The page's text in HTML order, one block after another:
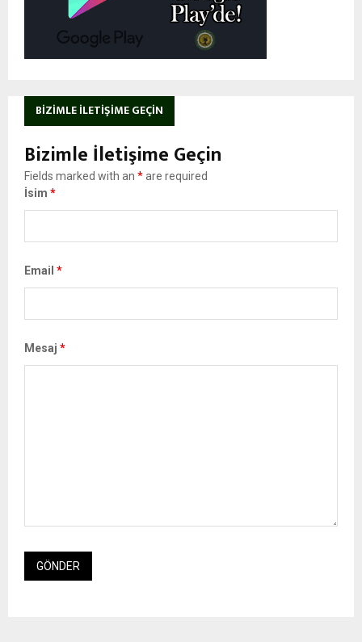
BIZIMLE İLETIŞIME GEÇIN
Bizimle İletişime Geçin
Fields marked with an *are required
İsim *
Email *
Mesaj *